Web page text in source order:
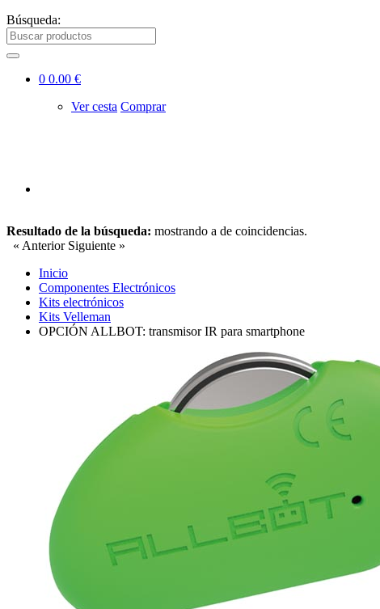
Búsqueda:
0 0.00 €
Ver cesta Comprar
Resultado de la búsqueda: mostrando a de coincidencias.
« Anterior Siguiente »
Inicio
Componentes Electrónicos
Kits electrónicos
Kits Velleman
OPCIÓN ALLBOT: transmisor IR para smartphone